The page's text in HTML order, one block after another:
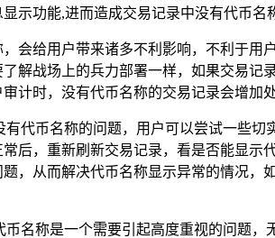
示功能,进而造成交易记录中没有代币名
会给用户带来诸多不利影响，不利于
解战场上的兵力部署一样，如果交易记
计时，没有代币名称的交易记录会增加
有代币名称的问题，用户可以尝试一些
后，重新刷新交易记录，看是否能显示
，从而解决代币名称显示异常的情况
币名称是一个需要引起高度重视的问题